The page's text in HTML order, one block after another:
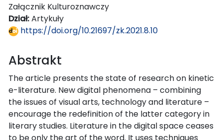
Załącznik Kulturoznawczy
Dział:Artykuły
https://doi.org/10.21697/zk.2021.8.10
Abstrakt
The article presents the state of research on kinetic
e-literature. New digital phenomena – combining
the issues of visual arts, technology and literature –
encourage the redefinition of the latter category in
literary studies. Literature in the digital space ceases